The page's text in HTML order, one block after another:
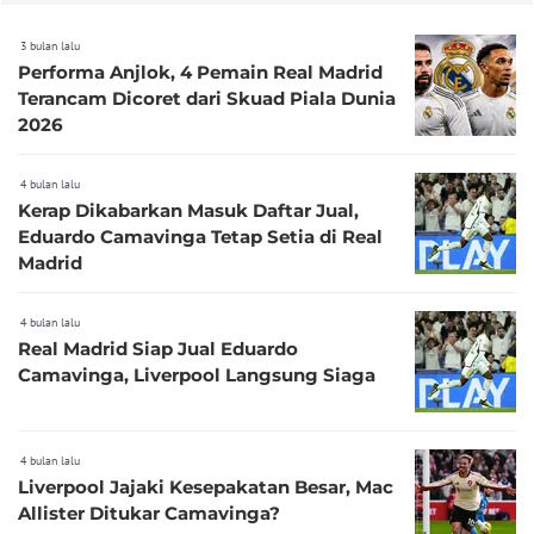
3 bulan lalu
Performa Anjlok, 4 Pemain Real Madrid
Terancam Dicoret dari Skuad Piala Dunia
2026
4 bulan lalu
Kerap Dikabarkan Masuk Daftar Jual,
Eduardo Camavinga Tetap Setia di Real
Madrid
4 bulan lalu
Real Madrid Siap Jual Eduardo
Camavinga, Liverpool Langsung Siaga
4 bulan lalu
Liverpool Jajaki Kesepakatan Besar, Mac
Allister Ditukar Camavinga?